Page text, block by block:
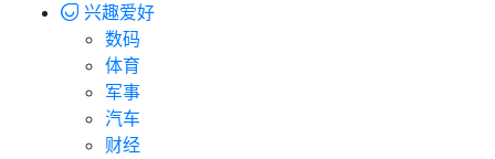
兴趣爱好
数码
体育
军事
汽车
财经